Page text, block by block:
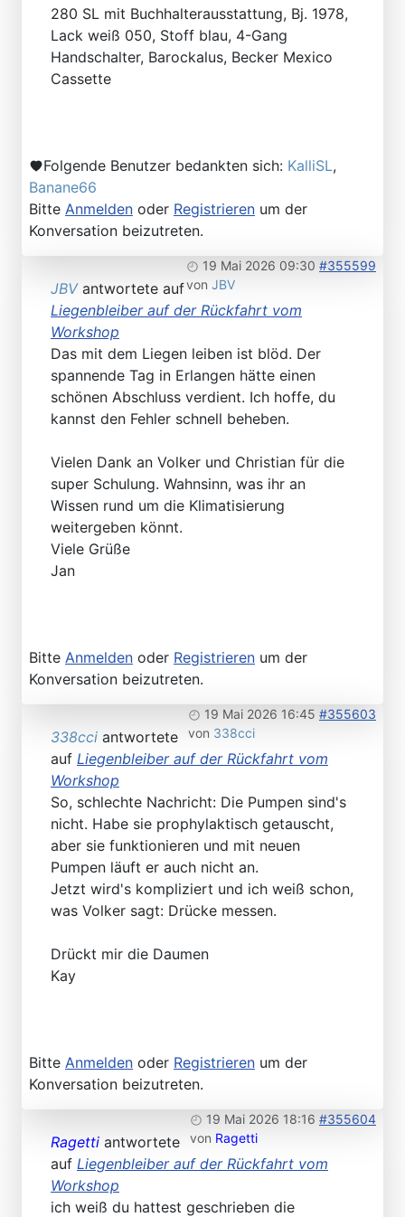
280 SL mit Buchhalterausstattung, Bj. 1978,
Lack weiß 050, Stoff blau, 4-Gang
Handschalter, Barockalus, Becker Mexico
Cassette
Folgende Benutzer bedankten sich: KalliSL,
Banane66
Bitte Anmelden oder Registrieren um der
Konversation beizutreten.
19 Mai 2026 09:30 #355599
von JBV
JBVantwortete auf
Liegenbleiber auf der Rückfahrt vom
Workshop
Das mit dem Liegen leiben ist blöd. Der
spannende Tag in Erlangen hätte einen
schönen Abschluss verdient. Ich hoffe, du
kannst den Fehler schnell beheben.
Vielen Dank an Volker und Christian für die
super Schulung. Wahnsinn, was ihr an
Wissen rund um die Klimatisierung
weitergeben könnt.
Viele Grüße
Jan
Bitte Anmelden oder Registrieren um der
Konversation beizutreten.
19 Mai 2026 16:45 #355603
von 338cci
338cci antwortete
auf Liegenbleiber auf der Rückfahrt vom
Workshop
So, schlechte Nachricht: Die Pumpen sind's
nicht. Habe sie prophylaktisch getauscht,
aber sie funktionieren und mit neuen
Pumpen läuft er auch nicht an.
Jetzt wird's kompliziert und ich weiß schon,
was Volker sagt: Drücke messen.
Drückt mir die Daumen
Kay
Bitte Anmelden oder Registrieren um der
Konversation beizutreten.
19 Mai 2026 18:16 #355604
von Ragetti
Ragetti antwortete
auf Liegenbleiber auf der Rückfahrt vom
Workshop
ich weiß du hattest geschrieben die